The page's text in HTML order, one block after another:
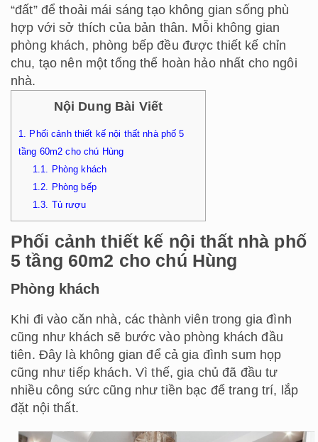
“đất” để thoải mái sáng tạo không gian sống phù
hợp với sở thích của bản thân. Mỗi không gian
phòng khách, phòng bếp đều được thiết kế chỉn
chu, tạo nên một tổng thể hoàn hảo nhất cho ngôi
nhà.
Nội Dung Bài Viết
1. Phối cảnh thiết kế nội thất nhà phố 5
tầng 60m2 cho chú Hùng
1.1. Phòng khách
1.2. Phòng bếp
1.3. Tủ rượu
Phối cảnh thiết kế nội thất nhà phố
5 tầng 60m2 cho chú Hùng
Phòng khách
Khi đi vào căn nhà, các thành viên trong gia đình
cũng như khách sẽ bước vào phòng khách đầu
tiên. Đây là không gian để cả gia đình sum họp
cũng như tiếp khách. Vì thế, gia chủ đã đầu tư
nhiều công sức cũng như tiền bạc để trang trí, lắp
đặt nội thất.